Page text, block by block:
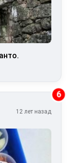
6
12 лет назад